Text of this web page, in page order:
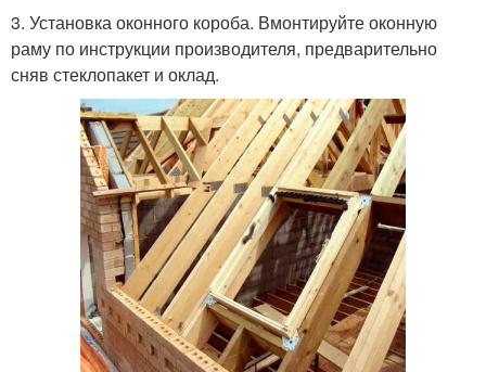
3. Установка оконного короба. Вмонтируйте оконную
раму по инструкции производителя, предварительно
сняв стеклопакет и оклад.